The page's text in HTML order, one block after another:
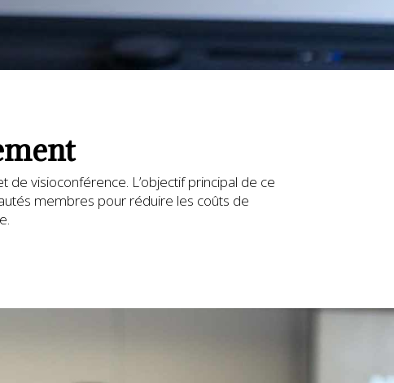
visioconférence. L’objectif principal de ce
membres pour réduire les coûts de